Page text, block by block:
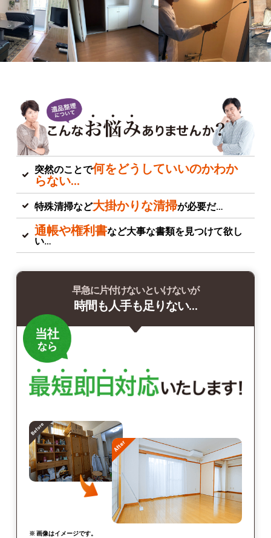
突然のことで何をどうしていいのかわか
らない…
特殊清掃など大掛かりな清掃が必要だ…
通帳や権利書など大事な書類を見つけて欲し
い…
早急に片付けないといけないが
時間も人手も足りない…
※ 画像はイメージです。